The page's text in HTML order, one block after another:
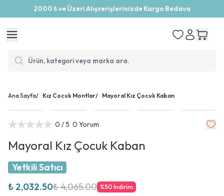
2000 ₺ ve Üzeri Alışverişlerinizde Kargo Bedava
Ana Sayfa/ Kız Cocuk Montlar/ Mayoral Kız Çocuk Kaban
0 / 5 0 Yorum
Mayoral Kız Çocuk Kaban
Yetkili Satıcı
₺ 2,032.50₺ 4,065.00 %50 İndirim